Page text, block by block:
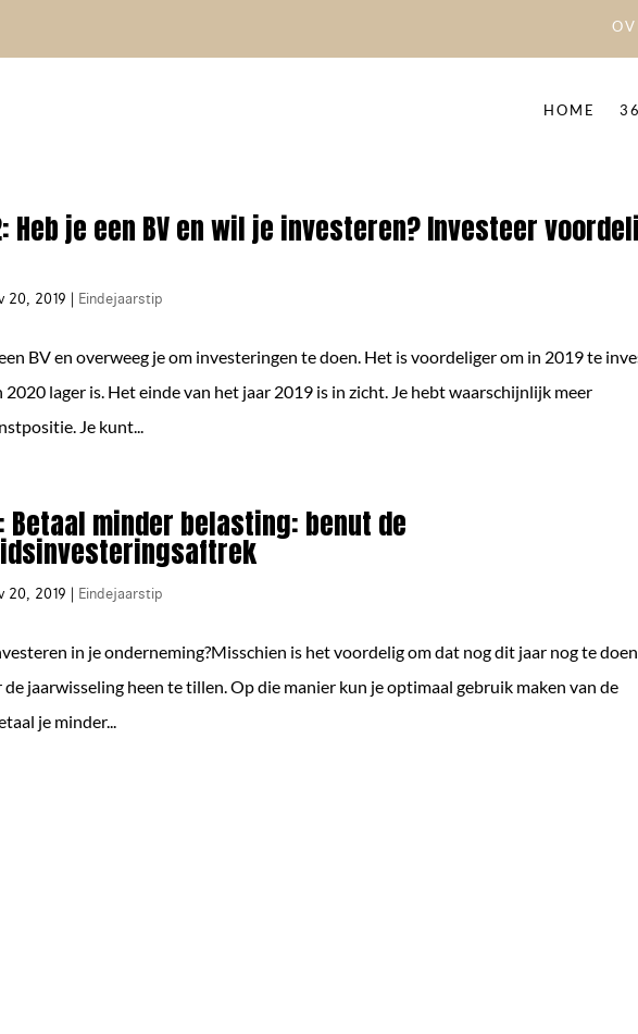
HOME
Heb je een BV en wil je investeren? Investeer
20, 2019 | Eindejaarstip
BV en overweeg je om investeringen te doen. Het is voordeliger om in 2019 te
lager is. Het einde van het jaar 2019 is in zicht. Je hebt waarschijnlijk meer
Je kunt...
Betaal minder belasting: benut de
20, 2019 | Eindejaarstip
in je onderneming?Misschien is het voordelig om dat nog dit jaar nog te
jaarwisseling heen te tillen. Op die manier kun je optimaal gebruik maken van de
je minder...